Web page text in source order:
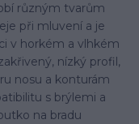
různým tvarům
při mluvení a je
v horkém a vlhkém
nízký profil,
nosu a konturám
s brýlemi a
na bradu